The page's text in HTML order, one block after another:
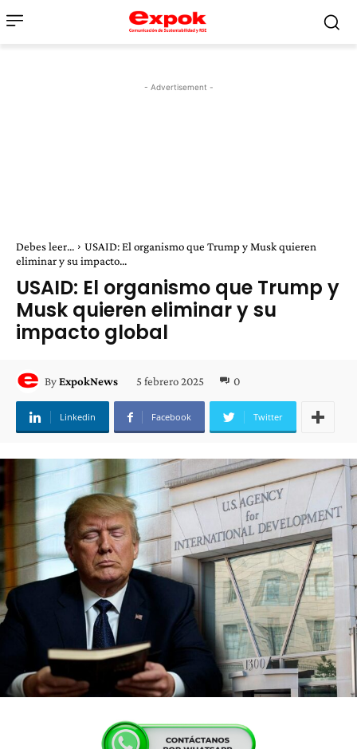
- Advertisement -
Debes leer...
USAID: El organismo que Trump y Musk quieren
eliminar y su impacto...
USAID: El organismo que Trump y
Musk quieren eliminar y su
impacto global
ByExpokNews 5 febrero 2025 0
Linkedin Facebook Twitter